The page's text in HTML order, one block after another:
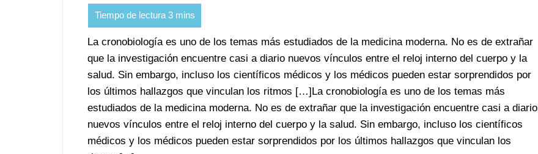
La cronobiología es uno de los temas más estudiados de la medicina moderna. No es de extrañar
que la investigación encuentre casi a diario nuevos vínculos entre el reloj interno del cuerpo y la
salud. Sin embargo, incluso los científicos médicos y los médicos pueden estar sorprendidos por
los últimos hallazgos que vinculan los ritmos […]La cronobiología es uno de los temas más
estudiados de la medicina moderna. No es de extrañar que la investigación encuentre casi a diario
nuevos vínculos entre el reloj interno del cuerpo y la salud. Sin embargo, incluso los científicos
médicos y los médicos pueden estar sorprendidos por los últimos hallazgos que vinculan los